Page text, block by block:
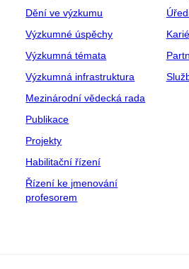
Dění ve výzkumu
Výzkumné úspěchy
Výzkumná témata
Výzkumná infrastruktura
Mezinárodní vědecká rada
Publikace
Projekty
Habilitační řízení
Řízení ke jmenování
profesorem